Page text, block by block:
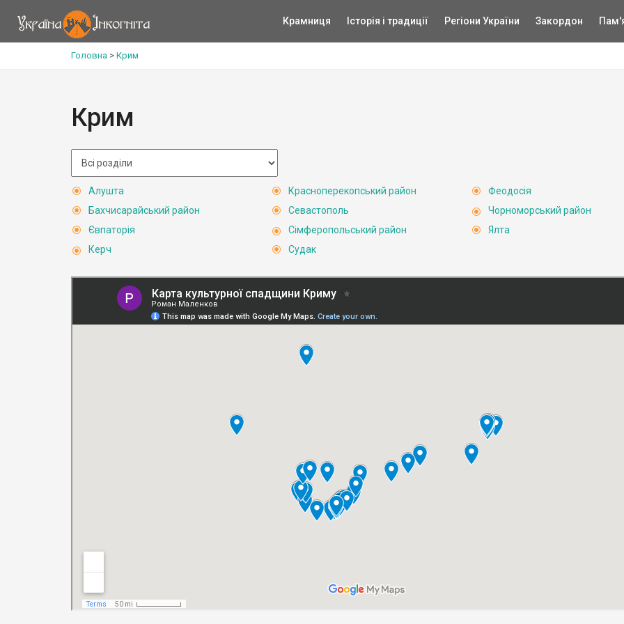
Крамниця Історія і традиції Регіони України Закордон
Головна > Крим
Крим
Алушта
Бахчисарайський район
Євпаторія
Керч
Красноперекопський район
Севастополь
Сімферопольський район
Судак
Феодосія
Чорноморський район
Ялта